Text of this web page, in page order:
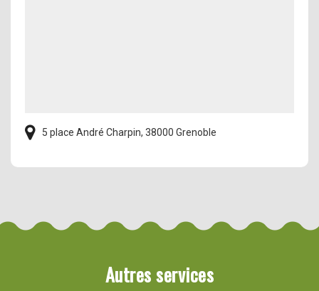
5 place André Charpin, 38000 Grenoble
Autres services